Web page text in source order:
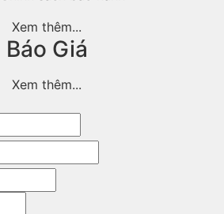
Xem thêm...
Báo Giá
Xem thêm...